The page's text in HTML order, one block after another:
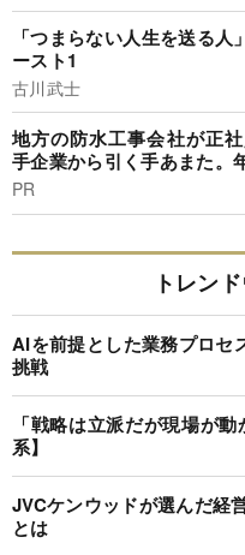
「つまらない人生を送る
ースト1
古川武士
地方の防水工事会社が正
手企業から引く手あまた。
PR
トレン
AIを前提とした業務プロセ
挑戦
「戦略は立派だが現場が
系】
JVCケンウッドが選んだ経
とは